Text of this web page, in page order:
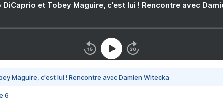
DiCaprio et Tobey Maguire, c'est lui ! Rencontre avec
Maguire, c'est lui ! Rencontre avec Damien Witecka
6